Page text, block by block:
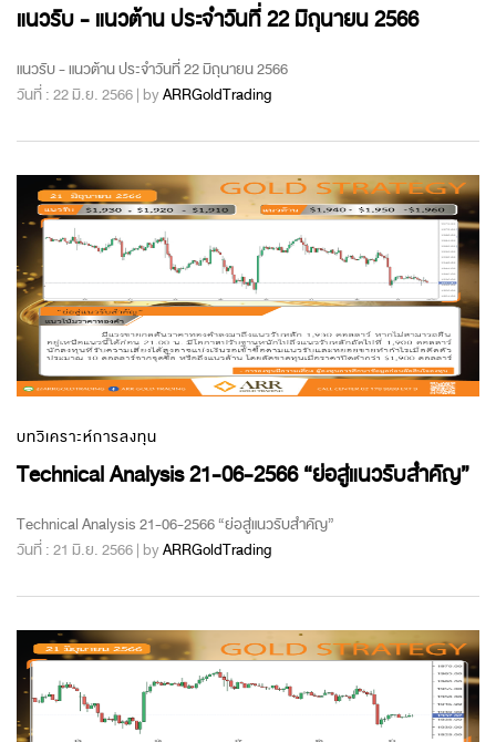
แนวรับ - แนวต้าน ประจำวันที่ 22 มิถุนายน 2566
แนวรับ - แนวต้าน ประจำวันที่ 22 มิถุนายน 2566
วันที่ : 22 มิ.ย. 2566 | byARRGoldTrading
บทวิเคราะห์การลงทุน
Technical Analysis 21-06-2566 “ย่อสู่แนวรับสำคัญ”
Technical Analysis 21-06-2566 “ย่อสู่แนวรับสำคัญ”
วันที่ : 21 มิ.ย. 2566 | byARRGoldTrading